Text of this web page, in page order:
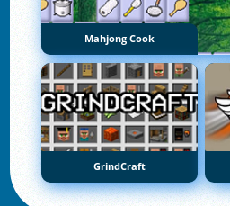
Mahjong Cook
GrindCraft